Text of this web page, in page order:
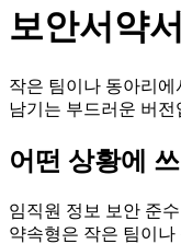
보안서약
작은 팀이나 동아리
남기는 부드러운 버전
어떤 상황에
임직원 정보 보안 준
약속형은 작은 팀이나